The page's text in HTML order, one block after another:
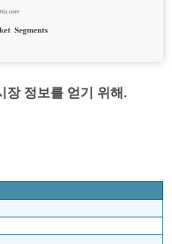
장 정보를 얻기 위해.